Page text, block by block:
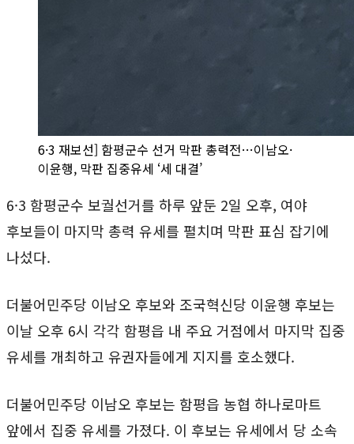
6·3 재보선] 함평군수 선거 막판 총력전…이남오·
이윤행, 막판 집중유세 ‘세 대결’
6·3 함평군수 보궐선거를 하루 앞둔 2일 오후, 여야
후보들이 마지막 총력 유세를 펼치며 막판 표심 잡기에
나섰다.
더불어민주당 이남오 후보와 조국혁신당 이윤행 후보는
이날 오후 6시 각각 함평읍 내 주요 거점에서 마지막 집중
유세를 개최하고 유권자들에게 지지를 호소했다.
더불어민주당 이남오 후보는 함평읍 농협 하나로마트
앞에서 집중 유세를 가졌다. 이 후보는 유세에서 당 소속